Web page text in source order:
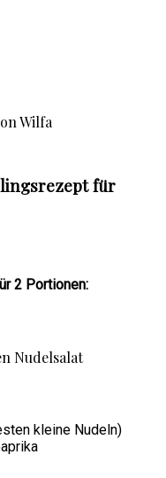
für
2 Portionen:
kleine Nudeln)